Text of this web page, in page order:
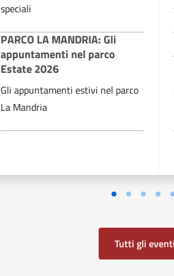
speciali
PARCO LA MANDRIA: Gli
appuntamenti nel parco
Estate 2026
Gli appuntamenti estivi nel parco
La Mandria
Tutti gli eventi